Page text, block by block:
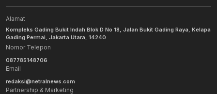
Alamat
Kompleks Gading Bukit Indah Blok D No 18, Jalan Bukit Gading Raya, Kelapa
Gading Permai, Jakarta Utara, 14240
Nomor Telepon
087785148706
Email
redaksi@netralnews.com
Partnership & Marketing